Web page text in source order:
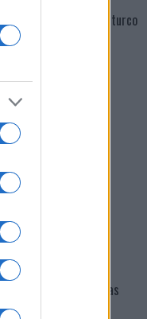
Martina Agostina Diturco
I nostri cari
I nostri cari
Giovannimaria Cabras